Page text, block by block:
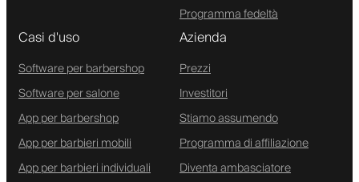
Programma fedeltà
Casi d'uso
Software per barbershop
Software per salone
App per barbershop
App per barbieri mobili
App per barbieri individuali
Azienda
Prezzi
Investitori
Stiamo assumendo
Programma di affiliazione
Diventa ambasciatore